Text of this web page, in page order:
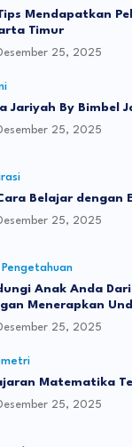
Mendapatkan
Timur
25, 2025
Jariyah By Bimbel
25, 2025
Belajar dengan
25, 2025
Pengetahuan
Anak Anda
Menerapkan
25, 2025
Matematika
25, 2025